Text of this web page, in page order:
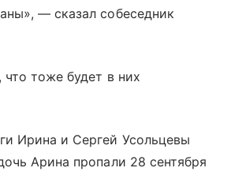
— сказал собеседник
что тоже будет в них
Ирина и Сергей Усольцевы
Арина пропали 28 сентября